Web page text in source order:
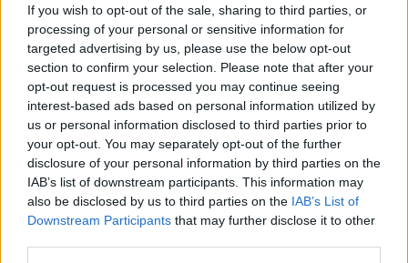
If you wish to opt-out of the sale, sharing to third parties, or
processing of your personal or sensitive information for
targeted advertising by us, please use the below opt-out
section to confirm your selection. Please note that after your
opt-out request is processed you may continue seeing
interest-based ads based on personal information utilized by
us or personal information disclosed to third parties prior to
your opt-out. You may separately opt-out of the further
disclosure of your personal information by third parties on the
IAB’s list of downstream participants. This information may
also be disclosed by us to third parties on the IAB’s List of
Downstream Participants that may further disclose it to other
Πόσο διαρκεί
Η διάρκεια της άδειας είναιμέχρι τέσσερις
εργάσιμες ημέρες για κάθε ημερολογιακό έτος.
Οι εργαζόμενοι γονείς δικαιούνται να
απουσιάζουν ορισμένες ώρες ή ολόκληρη την